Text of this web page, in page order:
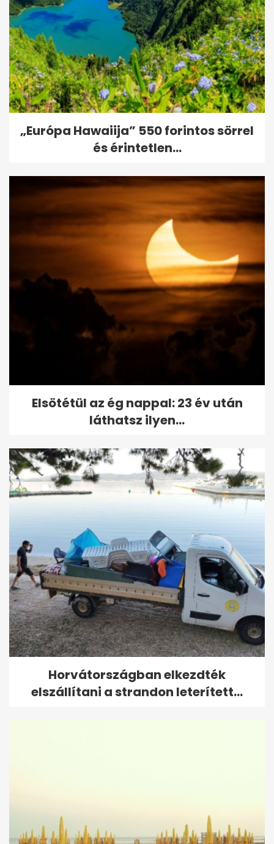
„Európa Hawaiija” 550 forintos sörrel
és érintetlen...
Elsötétül az ég nappal: 23 év után
láthatsz ilyen...
Horvátországban elkezdték
elszállítani a strandon leterített...